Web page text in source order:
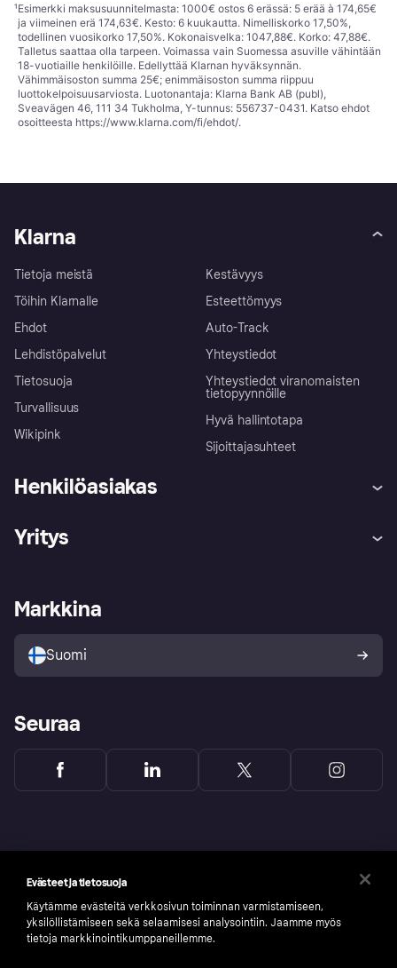
¹Esimerkki maksusuunnitelmasta: 1000€ ostos 6 erässä: 5 erää à 174,65€
ja viimeinen erä 174,63€. Kesto: 6 kuukautta. Nimelliskorko 17,50%,
todellinen vuosikorko 17,50%. Kokonaisvelka: 1047,88€. Korko: 47,88€.
Talletus saattaa olla tarpeen. Voimassa vain Suomessa asuville vähintään
18-vuotiaille henkilöille. Edellyttää Klarnan hyväksynnän.
Vähimmäisoston summa 25€; enimmäisoston summa riippuu
luottokelpoisuusarviosta. Luotonantaja: Klarna Bank AB (publ),
Sveavägen 46, 111 34 Tukholma, Y-tunnus: 556737-0431. Katso ehdot
osoitteesta https://www.klarna.com/fi/ehdot/.
Klarna
Tietoja meistä
Töihin Klarnalle
Ehdot
Lehdistöpalvelut
Tietosuoja
Turvallisuus
Wikipink
Kestävyys
Esteettömyys
Auto-Track
Yhteystiedot
Yhteystiedot viranomaisten
tietopyynnöille
Hyvä hallintotapa
Sijoittajasuhteet
Henkilöasiakas
Kirjaudu sisään
Tutustu kauppoihin
Ostajan turva
Yritys
Kirjaudu sisään yrityksenä
Markkina
Suomi
Seuraa
Evästeet ja tietosuoja
Käytämme evästeitä verkkosivun toiminnan varmistamiseen,
yksilöllistämiseen sekä selaamisesi analysointiin. Jaamme myös
tietoja markkinointikumppaneillemme.